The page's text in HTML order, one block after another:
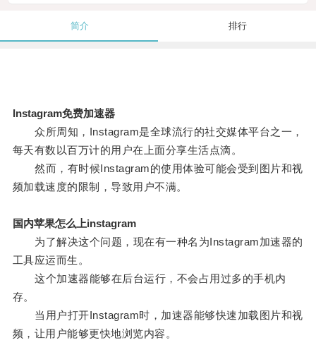
简介 排行
Instagram免费加速器
众所周知，Instagram是全球流行的社交媒体平台之一，
每天有数以百万计的用户在上面分享生活点滴。
然而，有时候Instagram的使用体验可能会受到图片和视
频加载速度的限制，导致用户不满。
国内苹果怎么上instagram
为了解决这个问题，现在有一种名为Instagram加速器的
工具应运而生。
这个加速器能够在后台运行，不会占用过多的手机内
存。
当用户打开Instagram时，加速器能够快速加载图片和视
频，让用户能够更快地浏览内容。